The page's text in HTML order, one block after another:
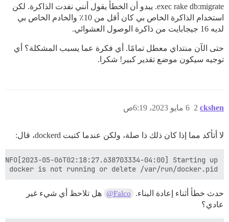
exec rake db:migrate. يبدو أن الخطأ يقول أنني نفدت الذاكرة. لكن
استخدام الذاكرة الخاص بي كان أقل من 10٪ والخادم الخاص بي
لديه 16 جيجابايت من ذاكرة الوصول العشوائي.
حتى الآن منتداي معطل تمامًا. أي فكرة عما يسبب المشكلة؟ أي
توجيه سيكون موضع تقدير كبير! شكرا.
ckshen 6 مايو 2023، 6:19ص 2
لا أتأكد مما إذا كان ذلك ذا صلة، ولكن عندما كتبت dockerd، قال:
docker is not running or delete /var/run/docker.pid
حدث خطأ أثناء إعادة البناء. @Falco هل تلاحظ أي شيء غير
عادي؟